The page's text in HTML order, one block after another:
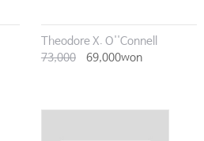
Theodore X. O''Connell
73,000
69,000won